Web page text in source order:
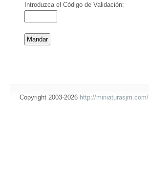
Introduzca el Código de Validación:
Copyright 2003-2026 http://miniaturasjm.com/